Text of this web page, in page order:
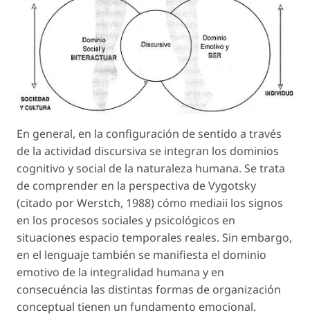
En general, en la configuración de sentido a través
de la actividad discursiva se integran los dominios
cognitivo y social de la naturaleza humana. Se trata
de comprender en la perspectiva de Vygotsky
(citado por Werstch, 1988) cómo mediaii los signos
en los procesos sociales y psicológicos en
situaciones espacio temporales reales. Sin embargo,
en el lenguaje también se manifiesta el dominio
emotivo de la integralidad humana y en
consecuéncia las distintas formas de organización
conceptual tienen un fundamento emocional.